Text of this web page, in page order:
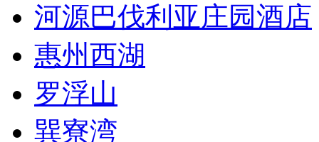
河源巴伐利亚庄园酒店
惠州西湖
罗浮山
巽寮湾